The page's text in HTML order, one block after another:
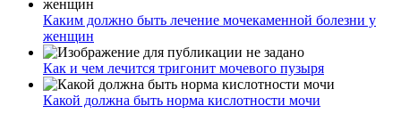
Каким должно быть лечение мочекаменной болезни у
женщин
Как и чем лечится тригонит мочевого пузыря
Какой должна быть норма кислотности мочи